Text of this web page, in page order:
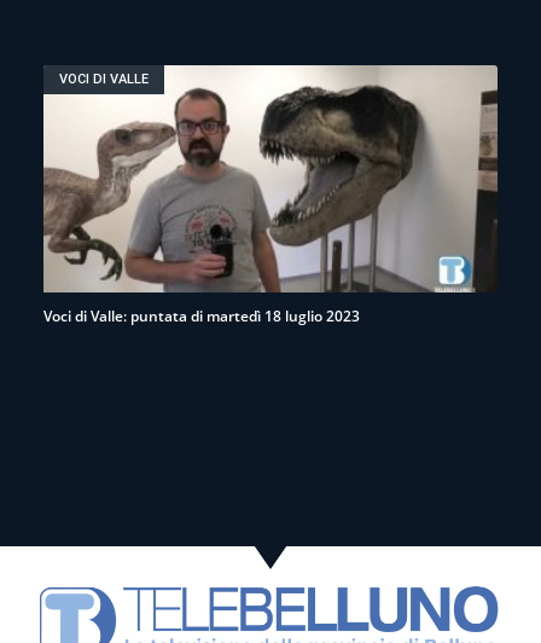
VOCI DI VALLE
Voci di Valle: puntata di martedì 18 luglio 2023